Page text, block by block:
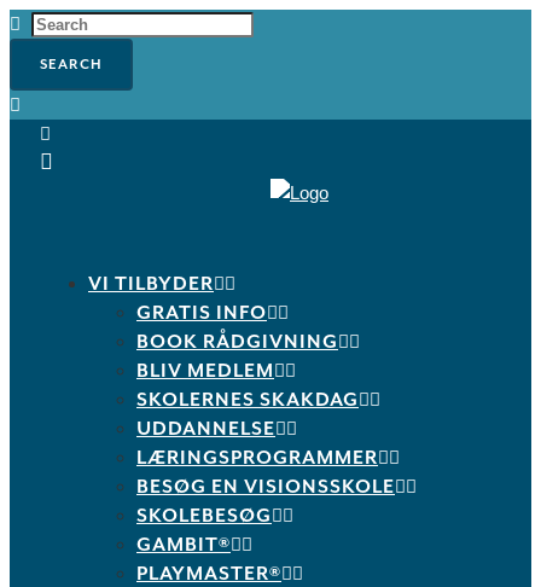
VI TILBYDER
GRATIS INFO
BOOK RÅDGIVNING
BLIV MEDLEM
SKOLERNES SKAKDAG
UDDANNELSE
LÆRINGSPROGRAMMER
BESØG EN VISIONSSKOLE
SKOLEBESØG
GAMBIT®
PLAYMASTER®